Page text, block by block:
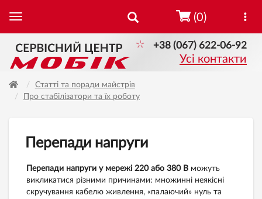
+38 (067) 622-06-92
Усі контакти
(0)
Статті та поради майстрів
Про стабілізатори та їх роботу
Перепади напруги
Перепади напруги у мережі 220 або 380 В можуть
викликатися різними причинами: множинні неякісні
скручування кабелю живлення, «палаючий» нуль та